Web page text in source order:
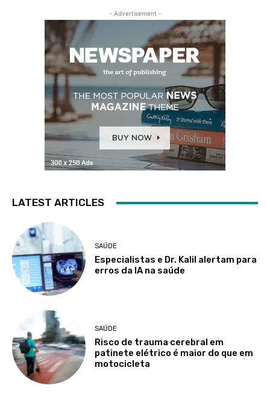
- Advertisement -
LATEST ARTICLES
SAÚDE
Especialistas e Dr. Kalil alertam para
erros da IA na saúde
SAÚDE
Risco de trauma cerebral em
patinete elétrico é maior do que em
motocicleta